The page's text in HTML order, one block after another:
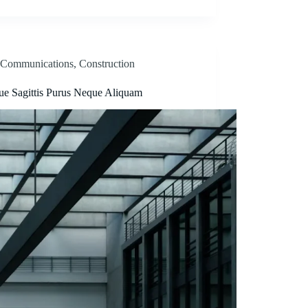
Communications,Construction
Sagittis Purus Neque Aliquam